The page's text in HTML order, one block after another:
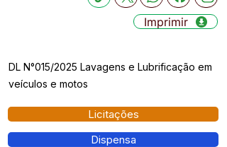
Imprimir
DL N°015/2025 Lavagens e Lubrificação em
veículos e motos
Licitações
Dispensa